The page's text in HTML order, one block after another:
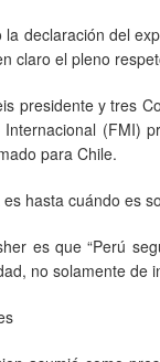
la declaración del
claro el pleno
presidente y tres
Internacional (FMI)
para Chile.
hasta cuándo es
es que “Perú
no solamente de